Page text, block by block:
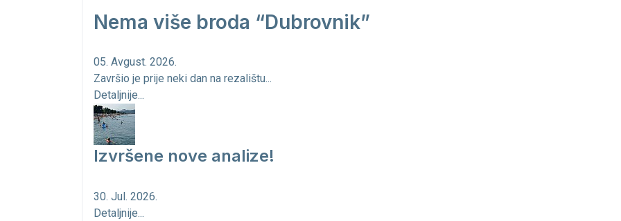
Nema više broda “Dubrovnik”
05. Avgust. 2026.
Završio je prije neki dan na rezalištu...
Detaljnije...
Izvršene nove analize!
30. Jul. 2026.
Detaljnije...